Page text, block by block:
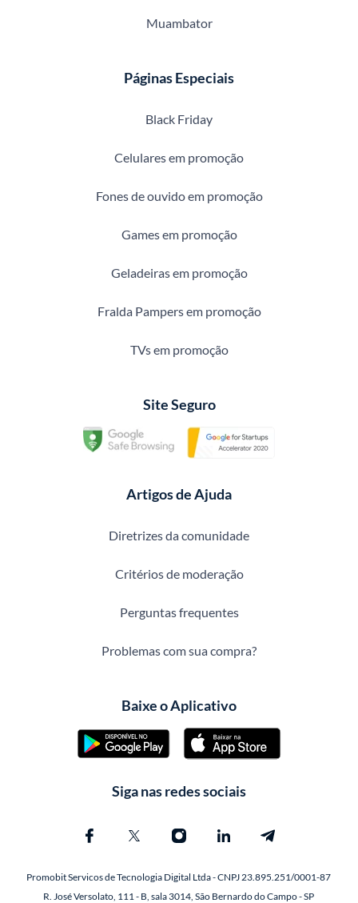
Muambator
Páginas Especiais
Black Friday
Celulares em promoção
Fones de ouvido em promoção
Games em promoção
Geladeiras em promoção
Fralda Pampers em promoção
TVs em promoção
Site Seguro
Artigos de Ajuda
Diretrizes da comunidade
Critérios de moderação
Perguntas frequentes
Problemas com sua compra?
Baixe o Aplicativo
Siga nas redes sociais
Promobit Servicos de Tecnologia Digital Ltda - CNPJ 23.895.251/0001-87
R. José Versolato, 111 - B, sala 3014, São Bernardo do Campo - SP